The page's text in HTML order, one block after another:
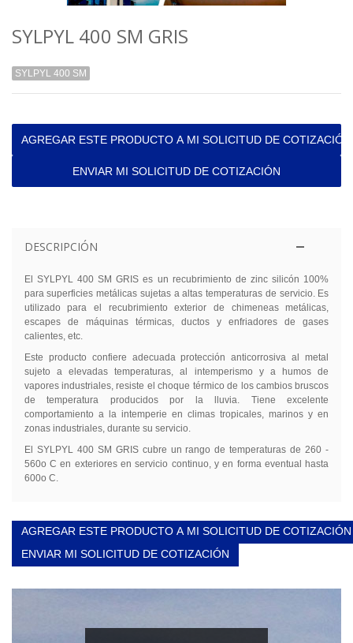
SYLPYL 400 SM GRIS
SYLPYL 400 SM
AGREGAR ESTE PRODUCTO A MI SOLICITUD DE COTIZACIÓN
ENVIAR MI SOLICITUD DE COTIZACIÓN
DESCRIPCIÓN
El SYLPYL 400 SM GRIS es un recubrimiento de zinc silicón 100%
para superficies metálicas sujetas a altas temperaturas de servicio. Es
utilizado para el recubrimiento exterior de chimeneas metálicas,
escapes de máquinas térmicas, ductos y enfriadores de gases
calientes, etc.
Este producto confiere adecuada protección anticorrosiva al metal
sujeto a elevadas temperaturas, al intemperismo y a humos de
vapores industriales, resiste el choque térmico de los cambios bruscos
de temperatura producidos por la lluvia. Tiene excelente
comportamiento a la intemperie en climas tropicales, marinos y en
zonas industriales, durante su servicio.
El SYLPYL 400 SM GRIS cubre un rango de temperaturas de 260 -
560o C en exteriores en servicio continuo, y en forma eventual hasta
600o C.
AGREGAR ESTE PRODUCTO A MI SOLICITUD DE COTIZACIÓN
ENVIAR MI SOLICITUD DE COTIZACIÓN